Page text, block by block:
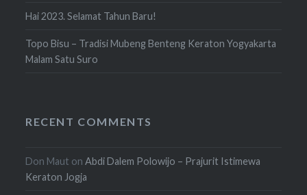
Hai 2023. Selamat Tahun Baru!
Topo Bisu – Tradisi Mubeng Benteng Keraton Yogyakarta
Malam Satu Suro
RECENT COMMENTS
Don Maut onAbdi Dalem Polowijo – Prajurit Istimewa
Keraton Jogja